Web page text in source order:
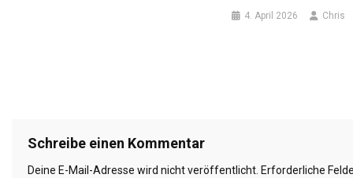
4. April 2026 Chris
Schreibe einen Kommentar
Deine E-Mail-Adresse wird nicht veröffentlicht. Erforderliche